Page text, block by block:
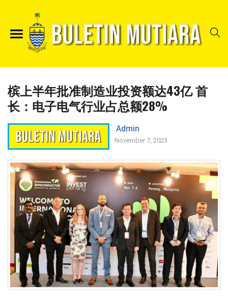
槟上半年批准制造业投资额达43亿 首
长：电子电气行业占总额28%
Admin
November 7, 2023